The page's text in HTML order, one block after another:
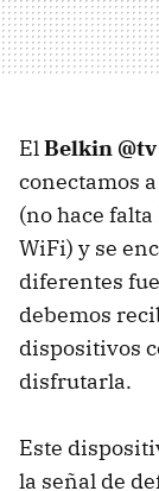
ElBelkin
conectamos
(no hace
WiFi) y se
diferentes
debemos
dispositivos
disfrutarla.
Este
la señal de